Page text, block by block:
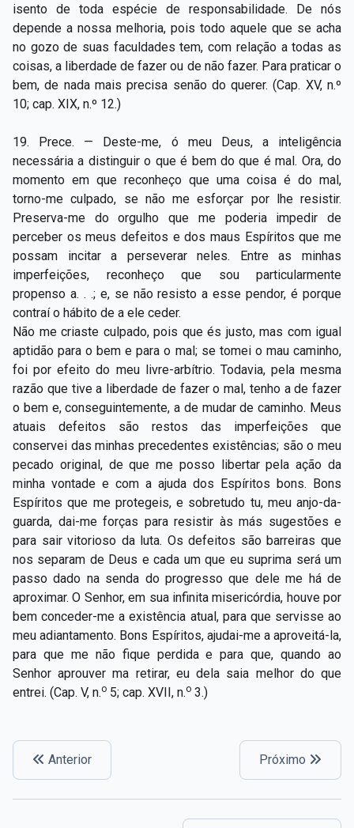
Capítulo XXI — Haverá falsos cristos e falsos
profetas
▸
Capítulo XXII — Não separareis o que Deus juntou ▸
Capítulo XXIII — Estranha moral
alqueire
▸
Capítulo XXV — Buscai e achareis ▸
Capítulo XXVI — Dai gratuitamente o que
gratuitamente recebestes
▸
Capítulo XXVII — Pedi e obtereis ▸
Capítulo XXVIII — Coletânea de preces espíritas ▸
isento de toda espécie de responsabilidade. De nós
depende a nossa melhoria, pois todo aquele que se acha
no gozo de suas faculdades tem, com relação a todas as
coisas, a liberdade de fazer ou de não fazer. Para praticar o
bem, de nada mais precisa senão do querer. (Cap. XV, n.º
10; cap. XIX, n.º 12.)
19. Prece. — Deste-me, ó meu Deus, a inteligência
necessária a distinguir o que é bem do que é mal. Ora, do
momento em que reconheço que uma coisa é do mal,
torno-me culpado, se não me esforçar por lhe resistir.
Preserva-me do orgulho que me poderia impedir de
perceber os meus defeitos e dos maus Espíritos que me
possam incitar a perseverar neles. Entre as minhas
imperfeições, reconheço que sou particularmente
propenso a. . .; e, se não resisto a esse pendor, é porque
contraí o hábito de a ele ceder.
Não me criaste culpado, pois que és justo, mas com igual
aptidão para o bem e para o mal; se tomei o mau caminho,
foi por efeito do meu livre-arbítrio. Todavia, pela mesma
razão que tive a liberdade de fazer o mal, tenho a de fazer
o bem e, conseguintemente, a de mudar de caminho. Meus
atuais defeitos são restos das imperfeições que
conservei das minhas precedentes existências; são o meu
pecado original, de que me posso libertar pela ação da
minha vontade e com a ajuda dos Espíritos bons. Bons
Espíritos que me protegeis, e sobretudo tu, meu anjo-da-
guarda, dai-me forças para resistir às más sugestões e
para sair vitorioso da luta. Os defeitos são barreiras que
nos separam de Deus e cada um que eu suprima será um
passo dado na senda do progresso que dele me há de
aproximar. O Senhor, em sua infinita misericórdia, houve por
bem conceder-me a existência atual, para que servisse ao
meu adiantamento. Bons Espíritos, ajudai-me a aproveitá-la,
para que me não fique perdida e para que, quando ao
Senhor aprouver ma retirar, eu dela saia melhor do que
entrei. (Cap. V, n.o 5; cap. XVII, n.o 3.)
Anterior Próximo